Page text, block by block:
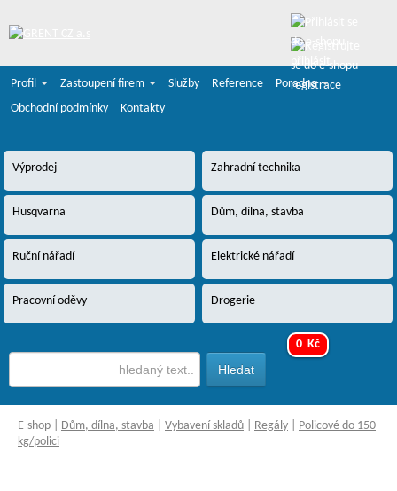
registrace
Profil
Zastoupení firem Služby Reference
Poradna
Obchodní podmínky
Kontakty
Výprodej Zahradní technika
Husqvarna Dům, dílna, stavba
Ruční nářadí Elektrické nářadí
Pracovní oděvy Drogerie
0 Kč
E-shop Dům, dílna, stavba Vybavení skladů Regály
Policové do 150
kg/polici